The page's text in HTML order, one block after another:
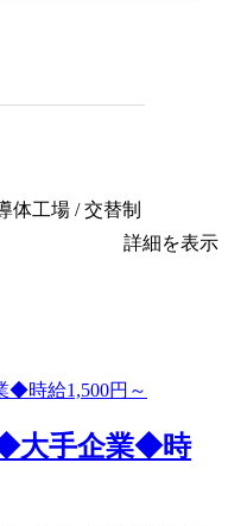
体工場 / 交替制
詳細を表示
◆大手企業◆時